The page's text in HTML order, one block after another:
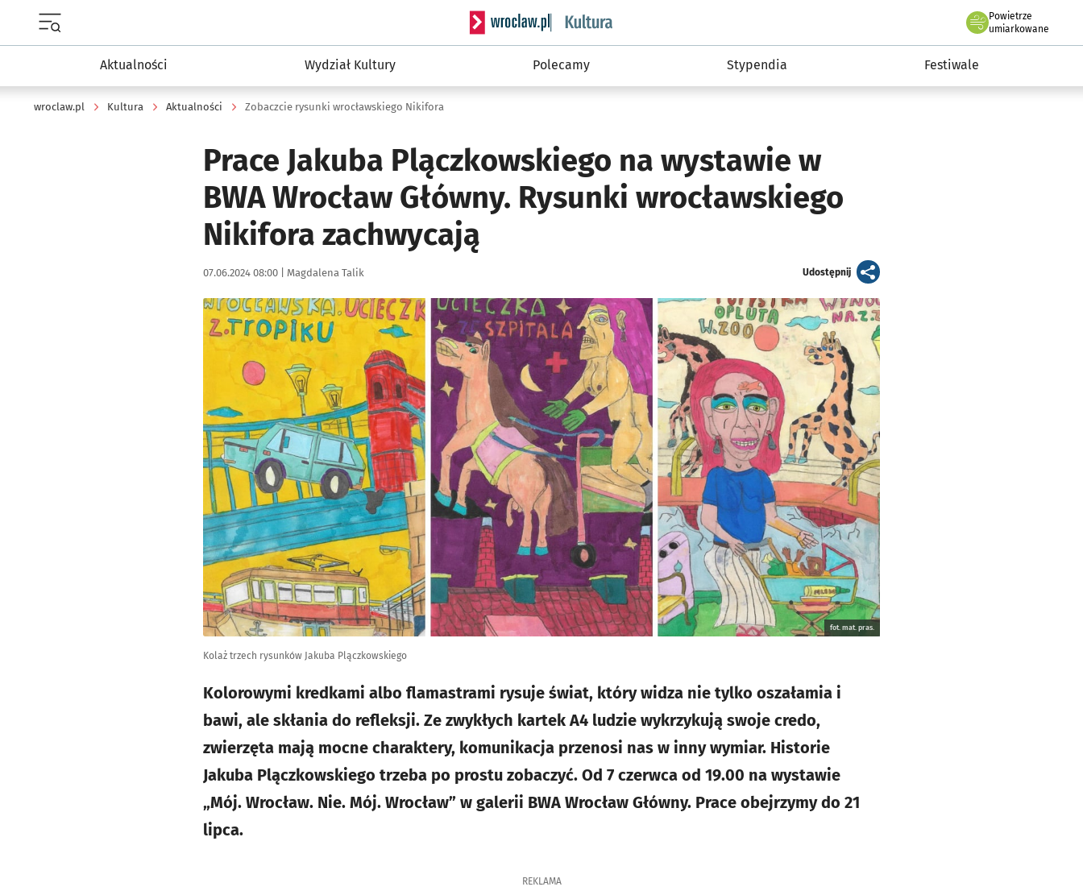
Serwis informacyjny wroclaw.pl podserwis: Kultura
Powietrze
we Wrocławiu
umiarkowane
Aktualności Wydział Kultury Polecamy Stypendia Festiwale
wroclaw.pl Kultura Aktualności Zobaczcie rysunki wrocławskiego Nikifora
Prace Jakuba Plączkowskiego na wystawie w
BWA Wrocław Główny. Rysunki wrocławskiego
Nikifora zachwycają
Data publikacji:
07.06.2024 08:00 | Autor:
Magdalena Talik Udostępnijartykuł
Kliknij, aby powiększyć
fot. mat. pras.
Kolaż trzech rysunków Jakuba Plączkowskiego
Kolorowymi kredkami albo flamastrami rysuje świat, który widza nie tylko oszałamia i
bawi, ale skłania do refleksji. Ze zwykłych kartek A4 ludzie wykrzykują swoje credo,
zwierzęta mają mocne charaktery, komunikacja przenosi nas w inny wymiar. Historie
Jakuba Plączkowskiego trzeba po prostu zobaczyć. Od 7 czerwca od 19.00 na wystawie
„Mój. Wrocław. Nie. Mój. Wrocław” w galerii BWA Wrocław Główny. Prace obejrzymy do 21
lipca.
REKLAMA